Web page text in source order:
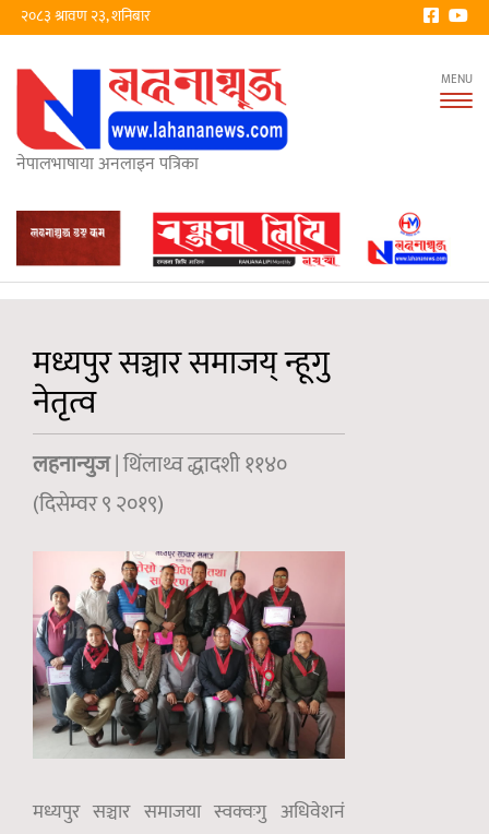
२०८३ श्रावण २३, शनिबार
नेपालभाषाया अनलाइन पत्रिका
मध्यपुर सञ्चार समाजय् न्हूगु
नेतृत्व
लहनान्युज| थिंलाथ्व द्धादशी ११४०
(दिसेम्वर ९ २०१९)
मध्यपुर सञ्चार समाजया स्वक्वःगु अधिवेशनं